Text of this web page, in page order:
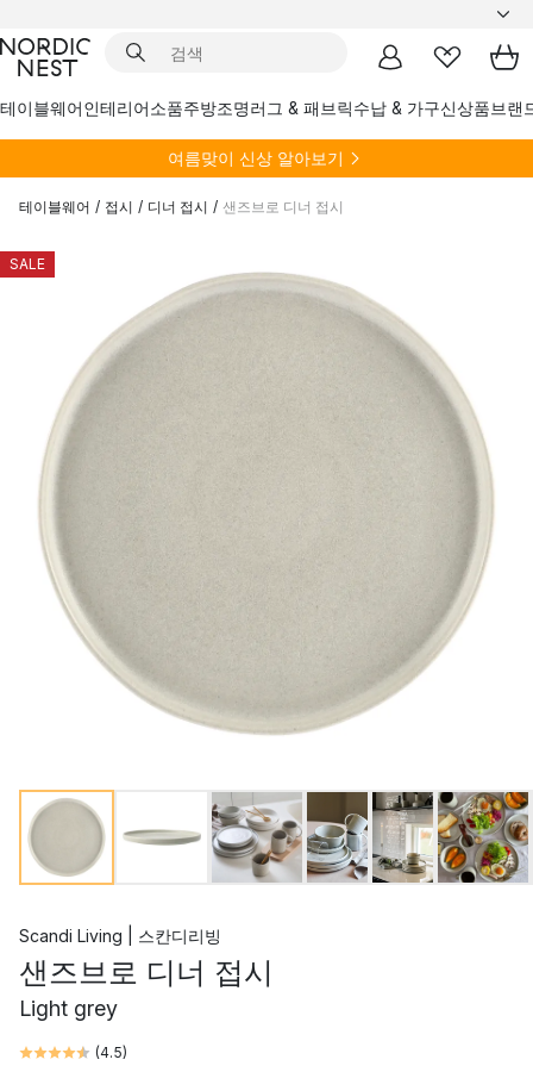
테이블웨어인테리어소품주방조명러그 & 패브릭수납 & 가구신상품브랜
여름맞이 신상 알아보기
테이블웨어 / 접시 / 디너 접시 / 샌즈브로 디너 접시
SALE
Scandi Living | 스칸디리빙
샌즈브로 디너 접시
Light grey
(4.5)